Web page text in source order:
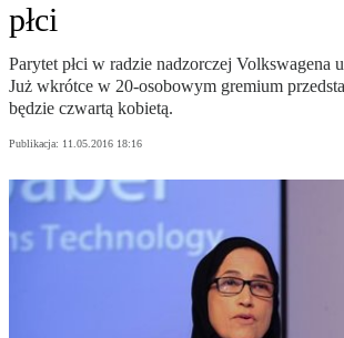
płci
Parytet płci w radzie nadzorczej Volkswagena
Już wkrótce w 20-osobowym gremium
będzie czwartą kobietą.
Publikacja: 11.05.2016 18:16